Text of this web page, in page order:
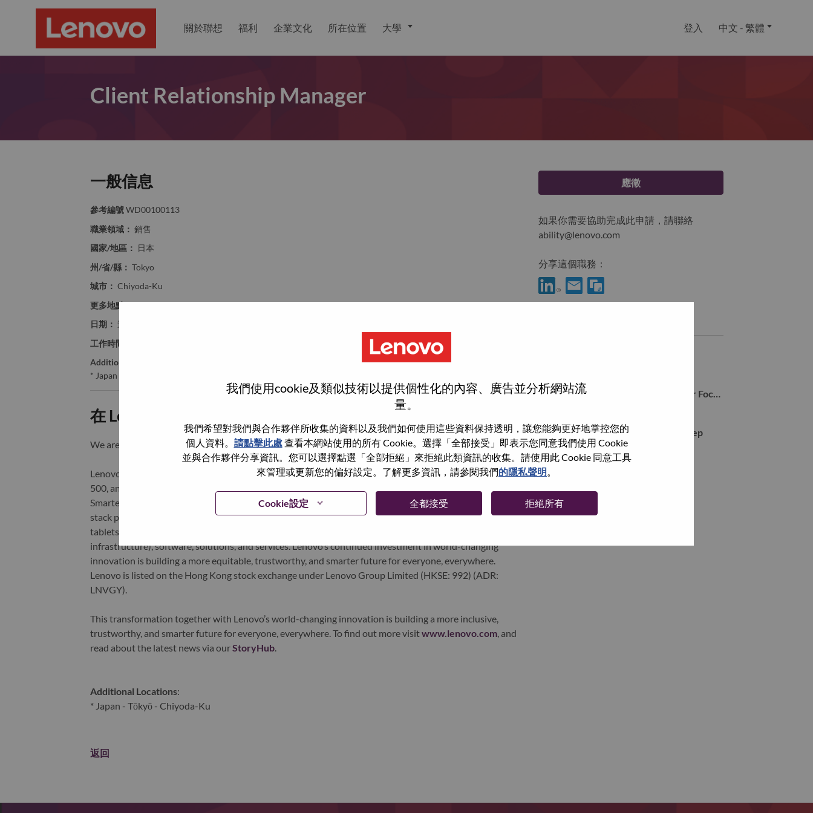
我們使用cookie及類似技術以提供個性化的內容、廣告並分析網站流
量。
我們希望對我們與合作夥伴所收集的資料以及我們如何使用這些資料保持透明，讓您能夠更好地掌控您的
個人資料。 請點擊此處查看本網站使用的所有 Cookie。選擇「全部接受」即表示您同意我們使用 Cookie
並與合作夥伴分享資訊。您可以選擇點選「全部拒絕」來拒絕此類資訊的收集。請使用此 Cookie 同意工具
來管理或更新您的偏好設定。了解更多資訊，請參閱我們的隱私聲明。
Cookie設定 全都接受 拒絕所有
關於聯想 福利 企業文化 所在位置 大學 登入 中文 - 繁體
Client Relationship Manager
一般信息
參考編號 WD00100113
職業領域： 銷售
國家/地區： 日本
州/省/縣： Tokyo
城市： Chiyoda-Ku
更多地點：Japan
日期： 週三, 六月 24, 2026
工作時間：
Additional Locations
* Japan - Tōkyō - Chiyoda-Ku
在 Lenovo 工作的好處
We are Lenovo. We do what we say. We own what we do. We WOW our customers.
Lenovo is a US$83 billion revenue global technology powerhouse, ranked #153 in the Fortune Global
500, and serving millions of customers every day in 180 markets. Focused on a bold vision to deliver
Smarter Technology for All, Lenovo has built on its success as the world’s largest PC company with a full-
stack portfolio of AI-enabled, AI-ready, and AI-optimized devices (PCs, workstations, smartphones,
tablets), infrastructure (server, storage, edge, high performance computing and software defined
infrastructure), software, solutions, and services. Lenovo’s continued investment in world-changing
innovation is building a more equitable, trustworthy, and smarter future for everyone, everywhere.
Lenovo is listed on the Hong Kong stock exchange under Lenovo Group Limited (HKSE: 992) (ADR:
LNVGY).
This transformation together with Lenovo’s world-changing innovation is building a more inclusive,
trustworthy, and smarter future for everyone, everywhere. To find out more visitwww.lenovo.com, and
read about the latest news via our StoryHub.
Additional Locations:
* Japan - Tōkyō - Chiyoda-Ku
返回
應徵
如果你需要協助完成此申請，請聯絡
ability@lenovo.com
分享這個職務：
使用 LinkedIn 分享 Client Relationship Manager
透過電子郵件分享 Client Relationship Manager 給好友
Inside Sales Representative (Partner Focused)
WD00100076 Web Inbound Sales Rep
Chiyoda-Ku, Tokyo, 日本,
WD00101472 Inside Account Rep
瀏覽全部